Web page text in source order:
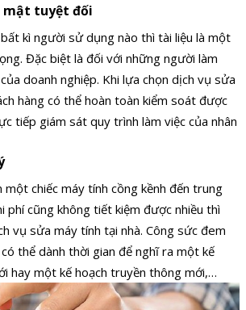
mật tuyệt đối
kì người sử dụng nào thì tài liệu là một
Đặc biệt là đối với những người làm
doanh nghiệp. Khi lựa chọn dịch vụ sửa
hàng có thể hoàn toàn kiểm soát được
tiếp giám sát quy trình làm việc của nhân
một chiếc máy tính cồng kềnh đến trung
phí cũng không tiết kiệm được nhiều thì
vụ sửa máy tính tại nhà. Công sức đem
thể dành thời gian để nghĩ ra một kế
hay một kế hoạch truyền thông mới,…